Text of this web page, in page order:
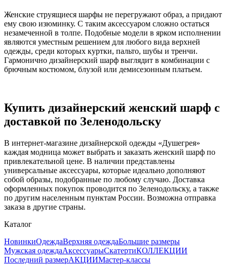
Женские струящиеся шарфы не перегружают образ, а придают
ему свою изюминку. С таким аксессуаром сложно остаться
незамеченной в толпе. Подобные модели в ярком исполнении
являются уместным решением для любого вида верхней
одежды, среди которых куртки, пальто, шубы и тренчи.
Гармонично дизайнерский шарф выглядит в комбинации с
брючным костюмом, блузой или демисезонным платьем.
Купить дизайнерский женский шарф с
доставкой по Зеленодольску
В интернет-магазине дизайнерской одежды «Душегрея»
каждая модница может выбрать и заказать женский шарф по
привлекательной цене. В наличии представлены
универсальные аксессуары, которые идеально дополняют
собой образы, подобранные по любому случаю. Доставка
оформленных покупок проводится по Зеленодольску, а также
по другим населенным пунктам России. Возможна отправка
заказа в другие страны.
Каталог
НовинкиОдеждаВерхняя одеждаБольшие размеры
Мужская одеждаАксессуарыСкатертиКОЛЛЕКЦИИ
Последний размерАКЦИИМастер-классы